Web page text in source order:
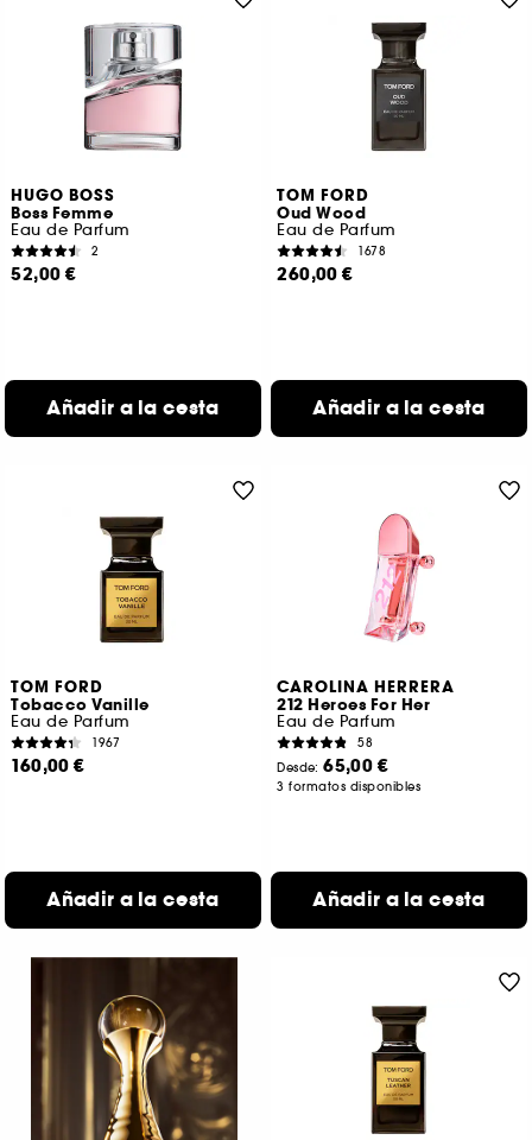
HUGO BOSS
Boss Femme
Eau de Parfum
2
52,00 €
Añadir a la cesta
TOM FORD
Oud Wood
Eau de Parfum
1678
260,00 €
Añadir a la cesta
TOM FORD
Tobacco Vanille
Eau de Parfum
1967
160,00 €
Añadir a la cesta
CAROLINA HERRERA
212 Heroes For Her
Eau de Parfum
58
Desde:65,00 €
3 formatos disponibles
Añadir a la cesta